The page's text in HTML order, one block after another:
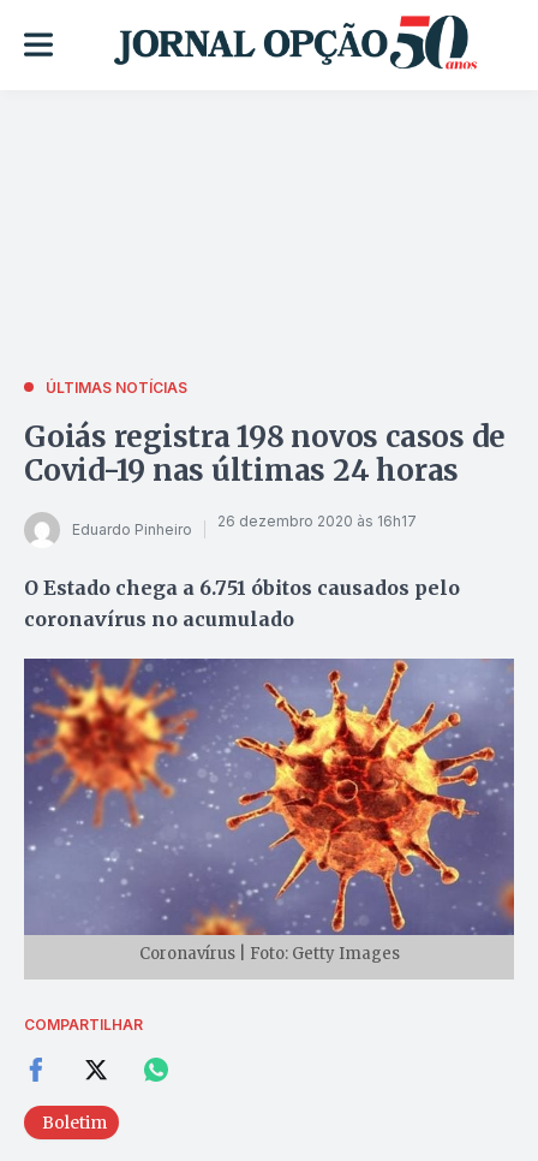
ÚLTIMAS NOTÍCIAS
Goiás registra 198 novos casos de
Covid-19 nas últimas 24 horas
Eduardo Pinheiro 26 dezembro 2020 às 16h17
O Estado chega a 6.751 óbitos causados pelo
coronavírus no acumulado
Coronavírus | Foto: Getty Images
COMPARTILHAR
Boletim